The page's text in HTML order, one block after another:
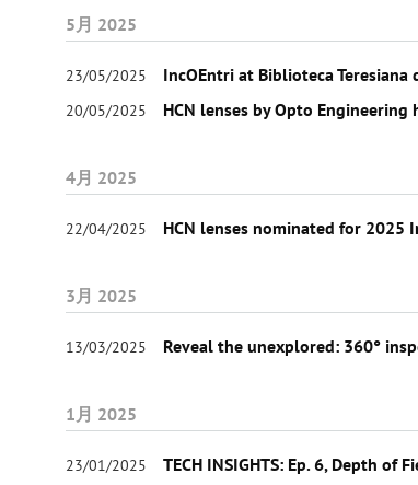
5月 2025
23/05/2025 IncOEntri at Biblioteca Teresiana
20/05/2025 HCN lenses by Opto
4月 2025
22/04/2025 HCN lenses nominated for 2025
3月 2025
13/03/2025 Reveal the unexplored: 360°
1月 2025
23/01/2025 TECH INSIGHTS: Ep. 6, Depth of